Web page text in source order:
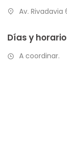
Av. Rivadavia
Días y
A coordinar.